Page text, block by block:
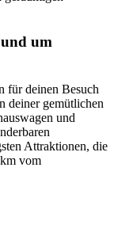
um
für deinen Besuch
deiner gemütlichen
und
Attraktionen, die
vom